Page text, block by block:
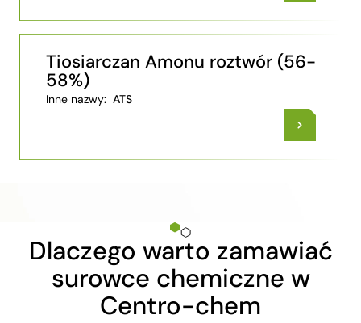
Tiosiarczan Amonu roztwór (56-
58%)
Inne nazwy: ATS
Dlaczego warto zamawiać
surowce chemiczne w
Centro-chem